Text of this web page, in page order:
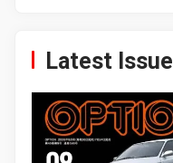
Latest Issue